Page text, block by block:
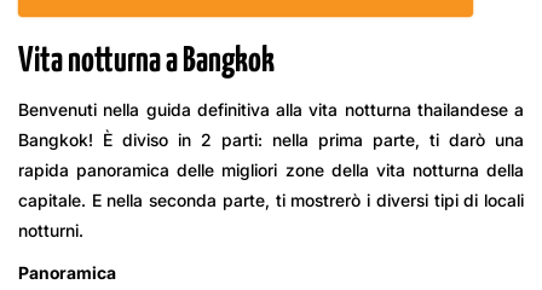
Vita notturna a Bangkok
Benvenuti nella guida definitiva alla vita notturna thailandese a
Bangkok! È diviso in 2 parti: nella prima parte, ti darò una
rapida panoramica delle migliori zone della vita notturna della
capitale. E nella seconda parte, ti mostrerò i diversi tipi di locali
notturni.
Panoramica